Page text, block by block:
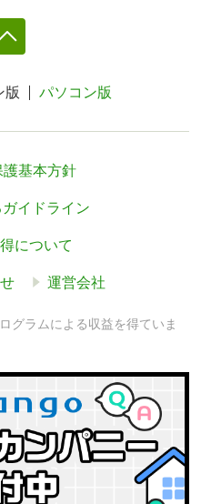
版 パソコン版
基本方針
イドライン
について
運営会社
グラムによる収益を得ていま